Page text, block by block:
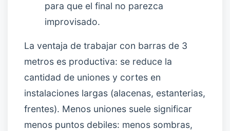
para que el final no parezca
improvisado.
La ventaja de trabajar con barras de 3
metros es productiva: se reduce la
cantidad de uniones y cortes en
instalaciones largas (alacenas, estanterias,
frentes). Menos uniones suele significar
menos puntos debiles: menos sombras,